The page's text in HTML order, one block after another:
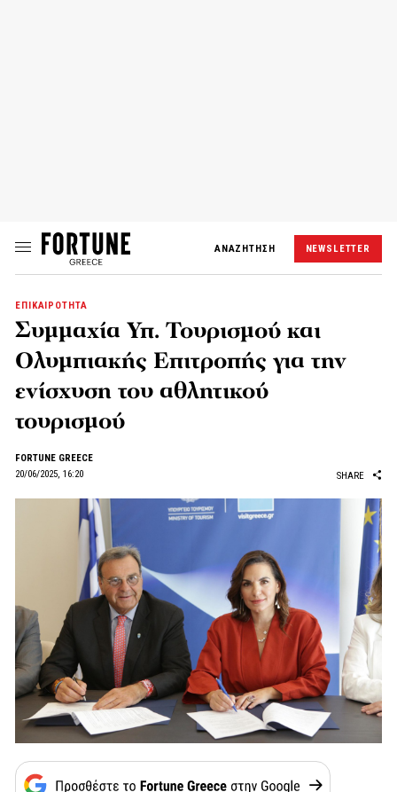
ΑΝΑΖΗΤΗΣΗ NEWSLETTER
ΕΠΙΚΑΙΡΟΤΗΤΑ
Συμμαχία Υπ. Τουρισμού και
Ολυμπιακής Επιτροπής για την
ενίσχυση του αθλητικού
τουρισμού
FORTUNE GREECE
20/06/2025, 16:20
SHARE